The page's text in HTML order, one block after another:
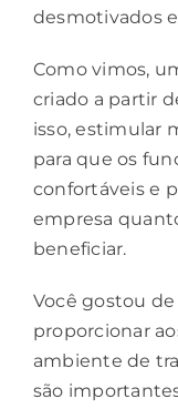
desmotivados
Como vimos,
criado a partir
isso, estimular
para que os
confortáveis e
empresa
beneficiar.
Você gostou de
proporcionar
ambiente de
são